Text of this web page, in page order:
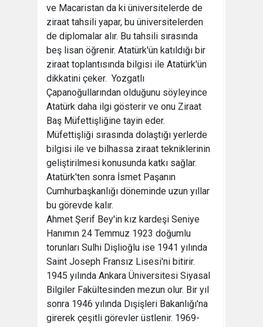
ve Macaristan da ki üniversitelerde de
ziraat tahsili yapar, bu üniversitelerden
de diplomalar alır. Bu tahsili sırasında
beş lisan öğrenir. Atatürk'ün katıldığı bir
ziraat toplantısında bilgisi ile Atatürk'ün
dikkatini çeker. Yozgatlı
Çapanoğullarından olduğunu söyleyince
Atatürk daha ilgi gösterir ve onu Ziraat
Baş Müfettişliğine tayin eder.
Müfettişliği sırasında dolaştığı yerlerde
bilgisi ile ve bilhassa ziraat tekniklerinin
geliştirilmesi konusunda katkı sağlar.
Atatürk'ten sonra İsmet Paşanın
Cumhurbaşkanlığı döneminde uzun yıllar
bu görevde kalır.
Ahmet Şerif Bey'in kız kardeşi Seniye
Hanımın 24 Temmuz 1923 doğumlu
torunları Sulhi Dişlioğlu ise 1941 yılında
Saint Joseph Fransız Lisesi'ni bitirir.
1945 yılında Ankara Üniversitesi Siyasal
Bilgiler Fakültesinden mezun olur. Bir yıl
sonra 1946 yılında Dışişleri Bakanlığı'na
girerek çeşitli görevler üstlenir. 1969-